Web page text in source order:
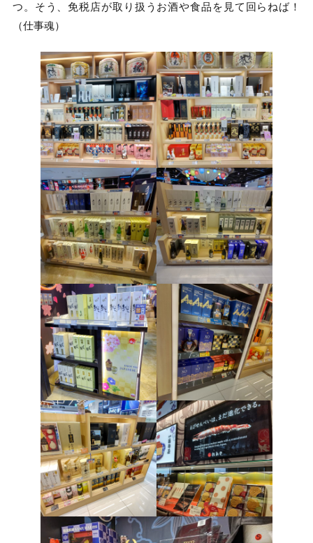
つ。そう、免税店が取り扱うお酒や食品を見て回らねば！
（仕事魂）